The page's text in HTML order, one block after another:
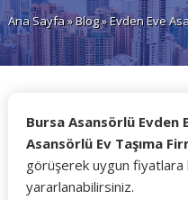
Ana Sayfa»Blog» Evden Eve
Bursa Asansörlü Evden
Asansörlü Ev Taşıma
görüşerek uygun
yararlanabilirsiniz.